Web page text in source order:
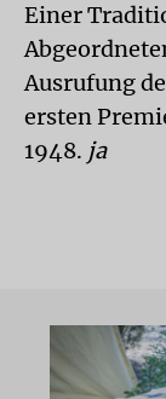
Einer
Ausrufung
ersten
1948. ja